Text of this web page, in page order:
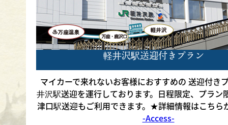
軽井沢駅送迎付きプラン
マイカーで来れないお客様におすすめの 送迎付き
井沢駅送迎を運行しております。日程限定、プラン
津口駅送迎もご利用できます。★詳細情報はこち
-Access-